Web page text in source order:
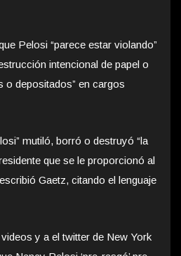
Pelosi “parece estar violando”
intencional de papel o
o depositados” en cargos
mutiló, borró o destruyó “la
que se le proporcionó al
Gaetz, citando el lenguaje
y a el twitter de New York